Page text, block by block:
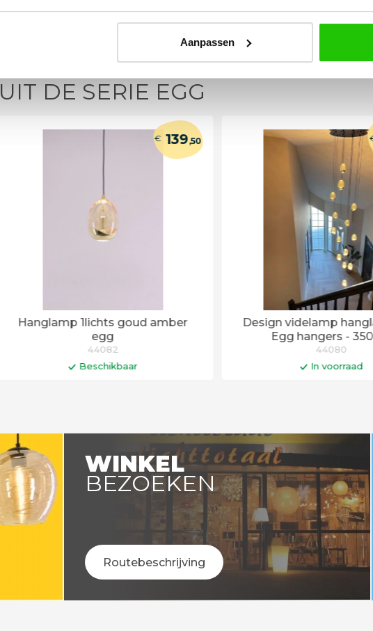
Aanpassen
UIT DE SERIE EGG
Hanglamp 1lichts goud amber
egg
€139,50
44082
Beschikbaar
Design videlamp
Egg hangers -
44080
In voorraad
WINKEL
BEZOEKEN
Routebeschrijving